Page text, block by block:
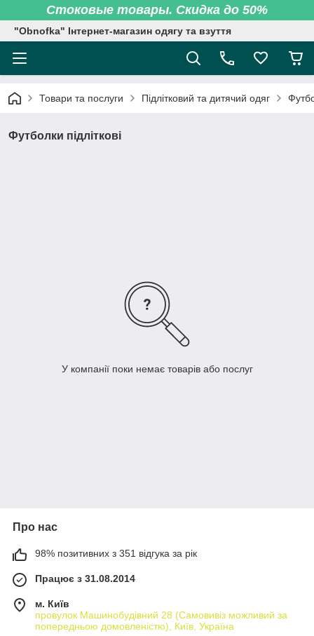
Стоковые товары. Скидка до 50%
"Obnofka" Інтернет-магазин одягу та взуття
Товари та послуги Підлітковий та дитячий одяг
Футболки підліткові
У компанії поки немає товарів або послуг
Про нас
98% позитивних з 351 відгука за рік
Працює з 31.08.2014
м. Київ
провулок Машинобудівний 28 (Самовивіз можливий за
попередньою домовленістю), Київ, Україна